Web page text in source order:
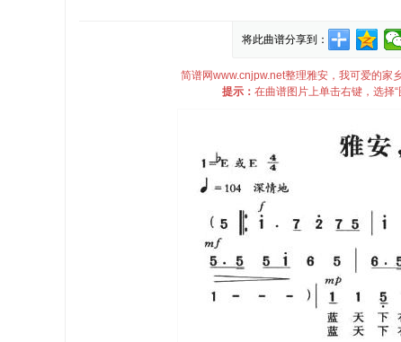
将此曲谱分享到：
简谱网www.cnjpw.net整理雅安，我可爱的家
提示： 在曲谱图片上单击右键，选择